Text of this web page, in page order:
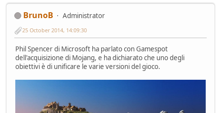
BrunoB Administrator
25 October 2014, 14:09:30
Phil Spencer di Microsoft ha parlato con Gamespot
dell'acquisizione di Mojang, e ha dichiarato che uno degli
obiettivi è di unificare le varie versioni del gioco.